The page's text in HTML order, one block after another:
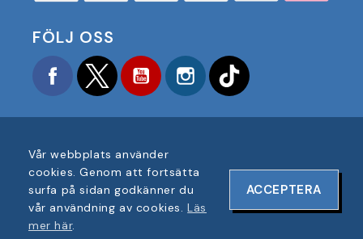
FÖLJ OSS
FacebookTwitter YouTubeInstagram
COPYRIGHT © 2025 FOOTBALL AMERICA UK ALLA
RÄTTIGHETER FÖRBEHÅLLNA
FÖRETAGSREGISTRERINGSNUMMER: 06354287
WEBBPLATSDESIGN AV
Vår webbplats använder
cookies. Genom att fortsätta
surfa på sidan godkänner du
vår användning av cookies.Läs
mer här.
ACCEPTERA